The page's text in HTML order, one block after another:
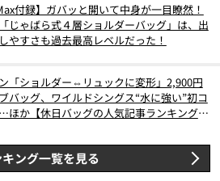
付録】ガバッと開いて中身が一目瞭然！
じゃばら式４層ショルダーバッグ」は、出
やすさも過去最高レベルだった！
「ショルダー⇔リュックに変形」2,900円
バッグ、ワイルドシングス“水に強い”初コ
ほか【休日バッグの人気記事ランキングベ
キング一覧を見る